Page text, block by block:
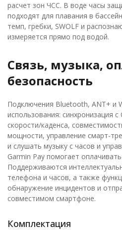
расчет зон ЧСС. В воде часы
подходят для плавания в
темп, гребки, SWOLF и
измеряется прямо под водой.
Связь, музыка,
безопасность
Подключения Bluetooth, ANT+ и
использования: синхронизация
скорости/каденса,
мощности, управление смарт-
и слушать музыку с часов и
Garmin Pay помогает
Поддерживаются
телефона и часов, а также
обнаружение инцидентов и
совместимом смартфоне.
Комплектация